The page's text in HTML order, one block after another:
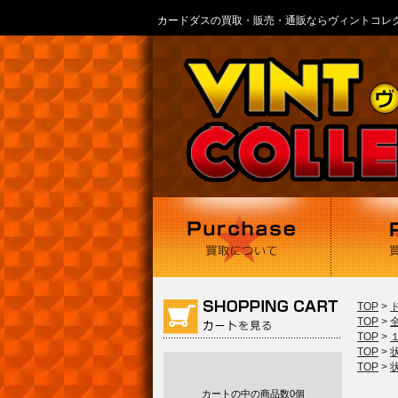
カードダスの買取・販売・通販ならヴィントコレ
カートの中の商品数0個
TOP >
TOP >
TOP >
TOP >
TOP >